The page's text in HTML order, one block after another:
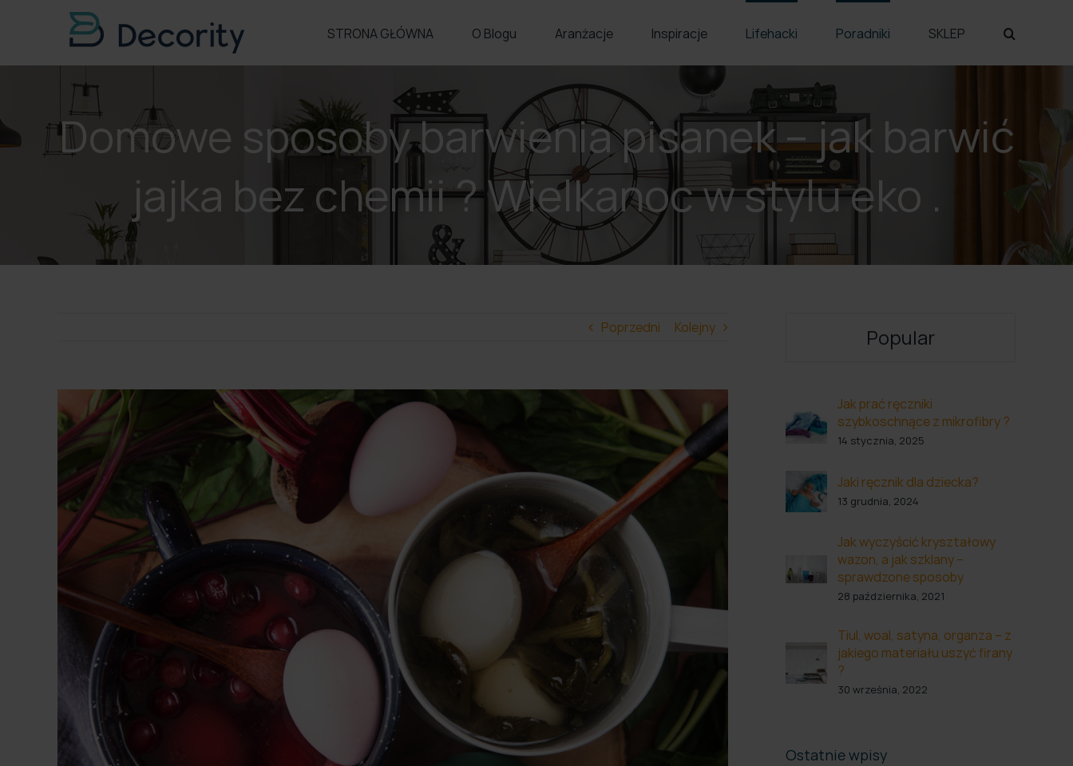
STRONA GŁÓWNA O Blogu Aranżacje Inspiracje Lifehacki Poradniki SKLEP
Domowe sposoby barwienia pisanek – jak barwić
jajka bez chemii ? Wielkanoc w stylu eko .
Poprzedni Kolejny
Larger
Image
Popular
Jak prać ręczniki
szybkoschnące z mikrofibry ?
14 stycznia, 2025
Jaki ręcznik dla dziecka?
13 grudnia, 2024
Jak wyczyścić kryształowy
wazon, a jak szklany –
sprawdzone sposoby
28 października, 2021
Tiul, woal, satyna, organza – z
jakiego materiału uszyć firany
?
30 września, 2022
Ostatnie wpisy